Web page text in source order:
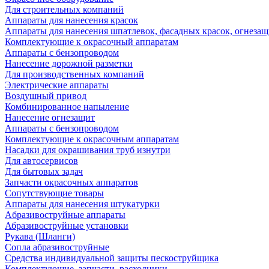
Для строительных компаний
Аппараты для нанесения красок
Аппараты для нанесения шпатлевок, фасадных красок,
Комплектующие к окрасочный аппаратам
Аппараты с бензопроводом
Нанесение дорожной разметки
Для производственных компаний
Электрические аппараты
Воздушный привод
Комбинированное напыление
Нанесение огнезащит
Аппараты с бензопроводом
Комплектующие к окрасочным аппаратам
Насадки для окрашивания труб изнутри
Для автосервисов
Для бытовых задач
Запчасти окрасочных аппаратов
Сопутствующие товары
Аппараты для нанесения штукатурки
Aбразивоструйные аппараты
Абразивоструйные установки
Рукава (Шланги)
Сопла абразивоструйные
Средства индивидуальной защиты пескоструйщика